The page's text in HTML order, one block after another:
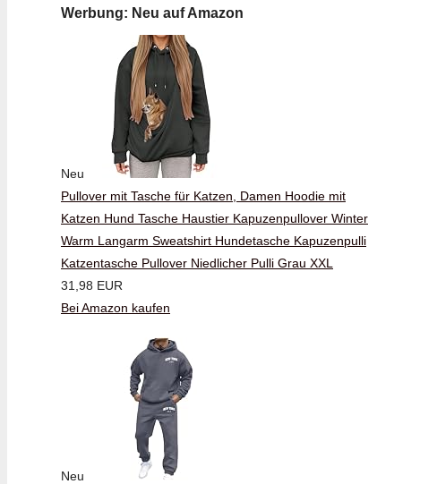
Werbung: Neu auf Amazon
Neu
Pullover mit Tasche für Katzen, Damen Hoodie mit
Katzen Hund Tasche Haustier Kapuzenpullover Winter
Warm Langarm Sweatshirt Hundetasche Kapuzenpulli
Katzentasche Pullover Niedlicher Pulli Grau XXL
31,98 EUR
Bei Amazon kaufen
Neu